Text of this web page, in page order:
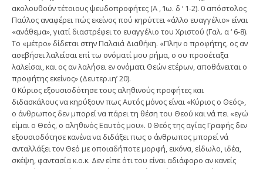
ακολουθούν τέτοιους ψευδοπροφήτες (Α , ‘Ιω. δ ‘ 1-2). 0 απόστολος
Παύλος αναφέρει πώς εκείνος πού κηρύττει «άλλο ευαγγέλιο» είναι
«ανάθεμα», γιατί διαστρέφει το ευαγγέλιο του Χριστού (Γαλ. α ‘ 6-8).
Το «μέτρο» δίδεται στην Παλαιά Διαθήκη. «Πλην ο προφήτης, ος αν
ασεβήσει λαλείσαι επί τω ονόματί μου ρήμα, ο ου προσέταξα
λαλείσαι, και ος αν λαλήσει εν ονόματι Θεών ετέρων, αποθάνειται ο
προφήτης εκείνος» (Δευτερ.ιη’ 20).
0 Κύριος εξουσιοδότησε τους αληθινούς προφήτες και
διδασκάλους να κηρύξουν πως Αυτός μόνος είναι «Κύριος ο Θεός»,
ο άνθρωπος δεν μπορεί να πάρει τη θέση του Θεού και νά πει «εγώ
είμαι ο Θεός, ο αληθινός Εαυτός μου». 0 Θεός της αγίας Γραφής δεν
εξουσιοδότησε κανένα να διδάξει πως ο άνθρωπος μπορεί νά
ανταλλάξει τον Θεό με οποιαδήποτε μορφή, εικόνα, είδωλο, ιδέα,
σκέψη, φαντασία κ.ο.κ. Δεν είπε ότι του είναι αδιάφορο αν κανείς